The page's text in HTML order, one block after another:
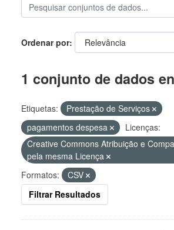
Ordenar por
1 conjunto de dados
Etiquetas:
Prestação de Serviços
pagamentos despesa
Licenças:
Creative Commons Atribuição e
pela mesma Licença
Formatos:
CSV
Filtrar Resultados